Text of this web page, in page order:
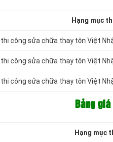
Hạng mục
thi công sửa chữa thay tôn Việt
thi công sửa chữa thay tôn Việt
thi công sửa chữa thay tôn Việt
Bảng
Hạng mục